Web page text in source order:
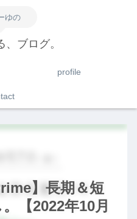
ゆの
、ブログ。
profile
】長期＆短
【2022年10月